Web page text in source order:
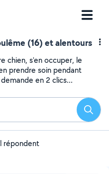
(16) et alentours
chien, s'en occuper, le
prendre soin pendant
en 2 clics...
répondent